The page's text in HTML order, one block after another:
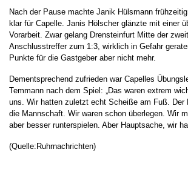
Nach der Pause machte Janik Hülsmann
klar für Capelle. Janis Hölscher glänzte mit einer
Vorarbeit. Zwar gelang Drensteinfurt Mitte der
Anschlusstreffer zum 1:3, wirklich in Gefahr
Punkte für die Gastgeber aber nicht mehr.
Dementsprechend zufrieden war Capelles
Temmann nach dem Spiel: „Das waren extrem
uns. Wir hatten zuletzt echt Scheiße am Fuß. Der
die Mannschaft. Wir waren schon überlegen. Wir
aber besser runterspielen. Aber Hauptsache, wir
(Quelle:Ruhrnachrichten)